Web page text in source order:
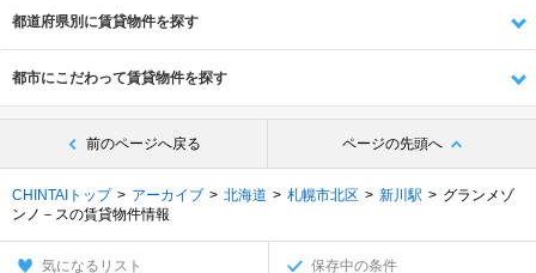
都道府県別に賃貸物件を探す
都市にこだわって賃貸物件を探す
前のページへ戻る ページの先頭へ
CHINTAIトップ アーカイブ 北海道 札幌市北区 新川駅
グランメゾ
ンノ－スの賃貸物件情報
気になるリスト 保存中の条件